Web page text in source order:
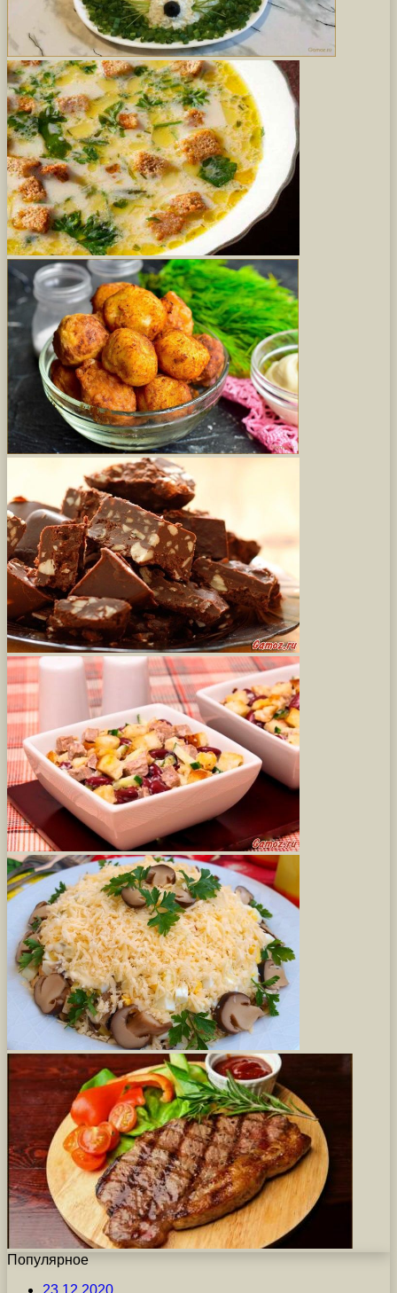
Популярное
23.12.2020